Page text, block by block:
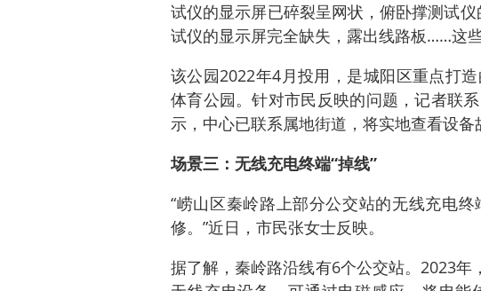
试仪的显示屏已碎裂呈网状，俯卧撑测试
试仪的显示屏完全缺失，露出线路板……这
该公园2022年4月投用，是城阳区重点打
体育公园。针对市民反映的问题，记者联
示，中心已联系属地街道，将实地查看设备
场景三：无线充电终端“掉线”
“崂山区秦岭路上部分公交站的无线充电
修。”近日，市民张女士反映。
据了解，秦岭路沿线有6个公交站。2023